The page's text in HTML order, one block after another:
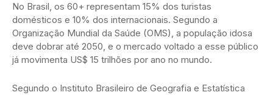
No Brasil, os 60+ representam 15% dos turistas
domésticos e 10% dos internacionais. Segundo a
Organização Mundial da Saúde (OMS), a população idosa
deve dobrar até 2050, e o mercado voltado a esse público
já movimenta US$ 15 trilhões por ano no mundo.
Segundo o Instituto Brasileiro de Geografia e Estatística